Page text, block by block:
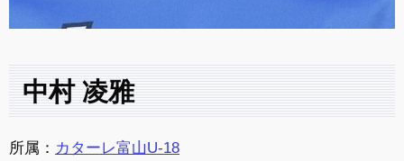
中村 凌雅
所属： カターレ富山U-18